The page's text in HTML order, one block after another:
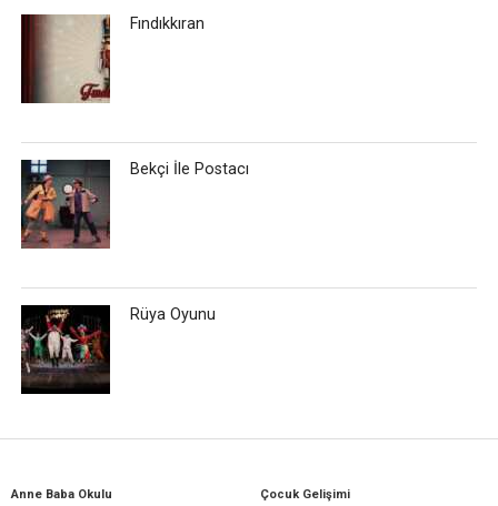
Fındıkkıran
Bekçi İle Postacı
Rüya Oyunu
Anne Baba Okulu
Çocuk Gelişimi